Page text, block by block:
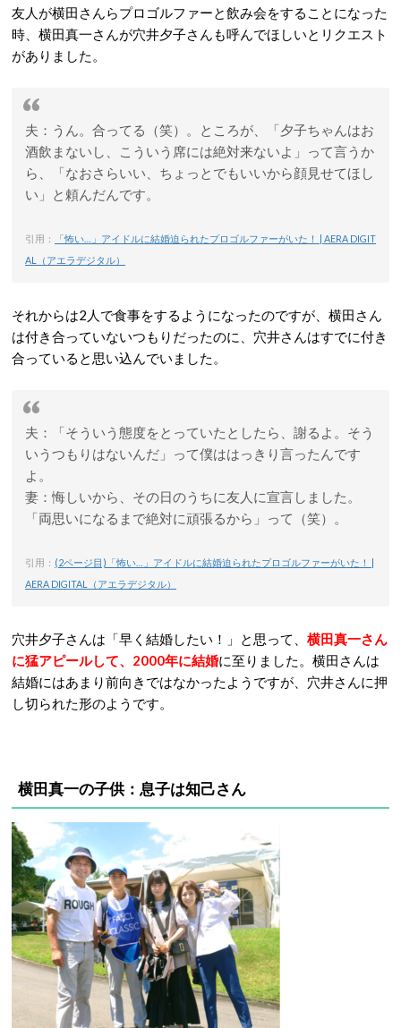
友人が横田さんらプロゴルファーと飲み会をすることになった
時、横田真一さんが穴井夕子さんも呼んでほしいとリクエスト
がありました。
夫：うん。合ってる（笑）。ところが、「夕子ちゃんはお
酒飲まないし、こういう席には絶対来ないよ」って言うか
ら、「なおさらいい、ちょっとでもいいから顔見せてほし
い」と頼んだんです。
引用：
「怖い…」アイドルに結婚迫られたプロゴルファーがいた！ | AERA DIGIT
AL（アエラデジタル）
それからは2人で食事をするようになったのですが、横田さん
は付き合っていないつもりだったのに、穴井さんはすでに付き
合っていると思い込んでいました。
夫：「そういう態度をとっていたとしたら、謝るよ。そう
いうつもりはないんだ」って僕ははっきり言ったんです
よ。
妻：悔しいから、その日のうちに友人に宣言しました。
「両思いになるまで絶対に頑張るから」って（笑）。
引用： (2ページ目)「怖い…」アイドルに結婚迫られたプロゴルファーがいた！ |
AERA DIGITAL（アエラデジタル）
穴井夕子さんは「早く結婚したい！」と思って、 横田真一さん
に猛アピールして、2000年に結婚に至りました。横田さんは
結婚にはあまり前向きではなかったようですが、穴井さんに押
し切られた形のようです。
横田真一の子供：息子は知己さん